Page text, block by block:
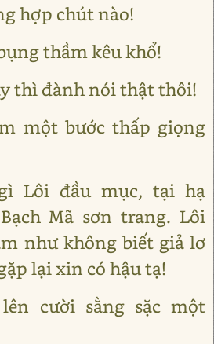
hợp chút nào!
thầm kêu khổ!
thì đành nói thật thôi!
một bước thấp giọng
Lôi đầu mục, tại hạ
Mã sơn trang. Lôi
như không biết giả lơ
lại xin có hậu tạ!
cười sằng sặc một